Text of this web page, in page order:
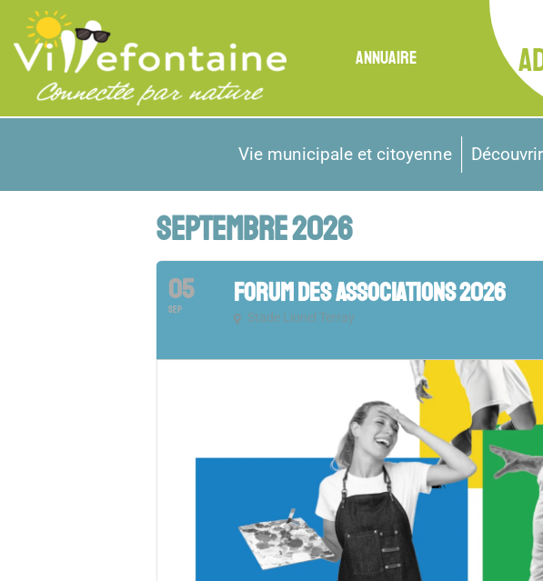
ANNUAIRE
Vie municipale et citoyenne
SEPTEMBRE 2026
05
SEP
FORUM DES ASSOCIATIONS 2026
Stade Lionel Terray